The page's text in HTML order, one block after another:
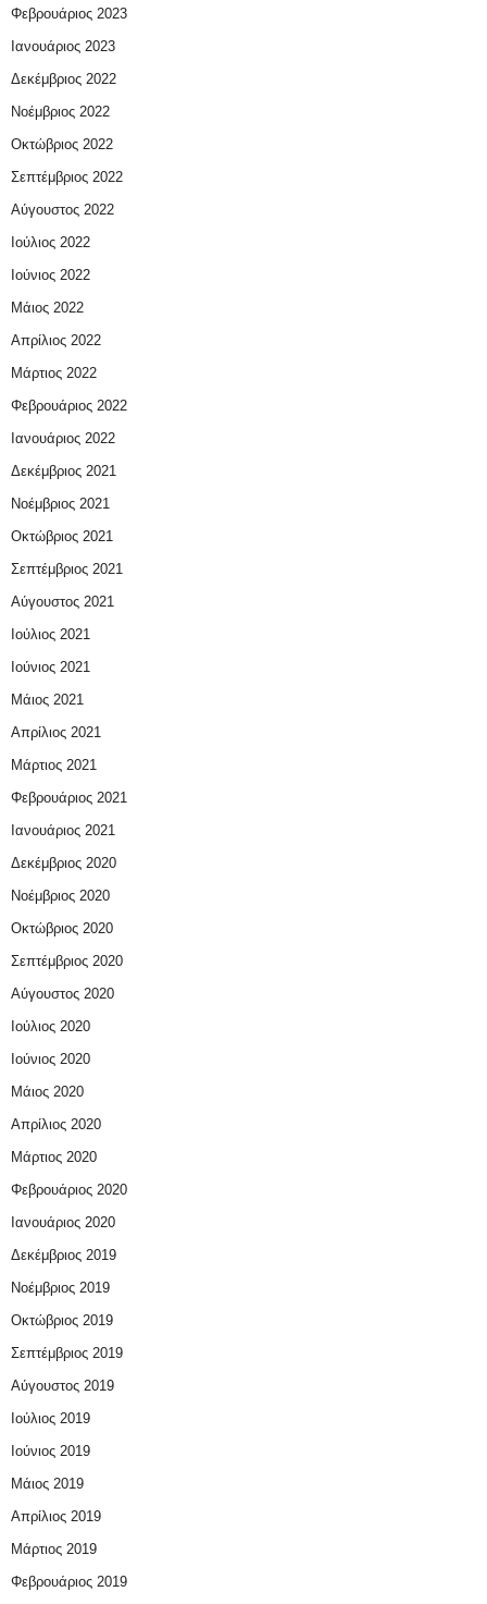
Φεβρουάριος 2023
Ιανουάριος 2023
Δεκέμβριος 2022
Νοέμβριος 2022
Οκτώβριος 2022
Σεπτέμβριος 2022
Αύγουστος 2022
Ιούλιος 2022
Ιούνιος 2022
Μάιος 2022
Απρίλιος 2022
Μάρτιος 2022
Φεβρουάριος 2022
Ιανουάριος 2022
Δεκέμβριος 2021
Νοέμβριος 2021
Οκτώβριος 2021
Σεπτέμβριος 2021
Αύγουστος 2021
Ιούλιος 2021
Ιούνιος 2021
Μάιος 2021
Απρίλιος 2021
Μάρτιος 2021
Φεβρουάριος 2021
Ιανουάριος 2021
Δεκέμβριος 2020
Νοέμβριος 2020
Οκτώβριος 2020
Σεπτέμβριος 2020
Αύγουστος 2020
Ιούλιος 2020
Ιούνιος 2020
Μάιος 2020
Απρίλιος 2020
Μάρτιος 2020
Φεβρουάριος 2020
Ιανουάριος 2020
Δεκέμβριος 2019
Νοέμβριος 2019
Οκτώβριος 2019
Σεπτέμβριος 2019
Αύγουστος 2019
Ιούλιος 2019
Ιούνιος 2019
Μάιος 2019
Απρίλιος 2019
Μάρτιος 2019
Φεβρουάριος 2019